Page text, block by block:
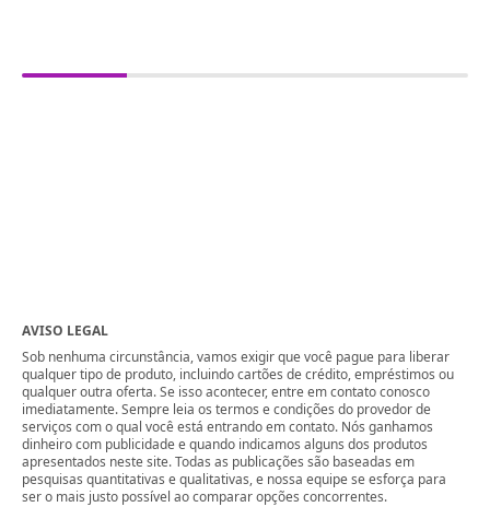
AVISO LEGAL
Sob nenhuma circunstância, vamos exigir que você pague para liberar
qualquer tipo de produto, incluindo cartões de crédito, empréstimos ou
qualquer outra oferta. Se isso acontecer, entre em contato conosco
imediatamente. Sempre leia os termos e condições do provedor de
serviços com o qual você está entrando em contato. Nós ganhamos
dinheiro com publicidade e quando indicamos alguns dos produtos
apresentados neste site. Todas as publicações são baseadas em
pesquisas quantitativas e qualitativas, e nossa equipe se esforça para
ser o mais justo possível ao comparar opções concorrentes.